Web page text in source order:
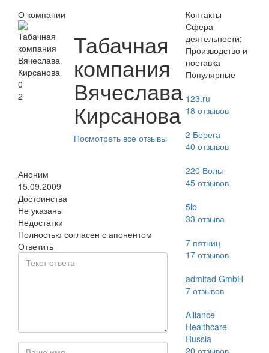
О компании
0
2
Табачная
компания
Вячеслава
Кирсанова
Посмотреть все отзывы
Аноним
15.09.2009
Достоинства
Не указаны
Недостатки
Полностью согласен с апонентом
Ответить
Контакты
Сфера
деятельности:
Производство и
поставка
Популярные
123.ru
18 отзывов
2 Берега
40 отзывов
220 Вольт
45отзывов
5lb
33 отзыва
7 пятниц
17отзывов
admitad GmbH
7отзывов
Alliance
Healthcare
Russia
20 отзывов